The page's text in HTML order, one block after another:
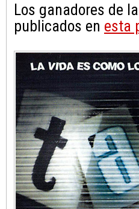
Los ganadores de
publicados en esta